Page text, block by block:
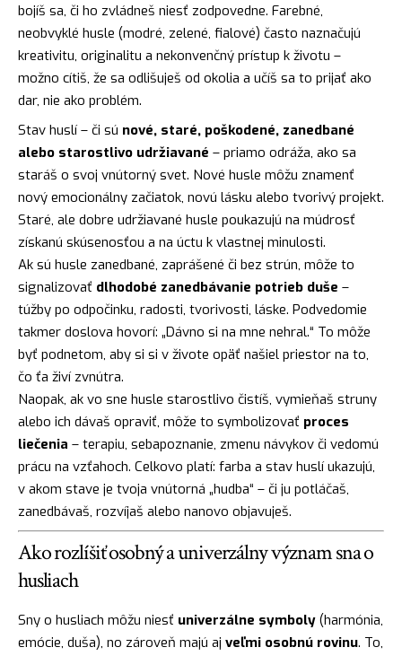
bojíš sa, či ho zvládneš niesť zodpovedne. Farebné,
neobvyklé husle (modré, zelené, fialové) často naznačujú
kreativitu, originalitu a nekonvenčný prístup k životu –
možno cítiš, že sa odlišuješ od okolia a učíš sa to prijať ako
dar, nie ako problém.
Stav huslí – či sú nové, staré, poškodené, zanedbané
alebo starostlivo udržiavané – priamo odráža, ako sa
staráš o svoj vnútorný svet. Nové husle môžu znamenť
nový emocionálny začiatok, novú lásku alebo tvorivý projekt.
Staré, ale dobre udržiavané husle poukazujú na múdrosť
získanú skúsenosťou a na úctu k vlastnej minulosti.
Ak sú husle zanedbané, zaprášené či bez strún, môže to
signalizovať dlhodobé zanedbávanie potrieb duše –
túžby po odpočinku, radosti, tvorivosti, láske. Podvedomie
takmer doslova hovorí: „Dávno si na mne nehral.“ To môže
byť podnetom, aby si si v živote opäť našiel priestor na to,
čo ťa živí zvnútra.
Naopak, ak vo sne husle starostlivo čistíš, vymieňaš struny
alebo ich dávaš opraviť, môže to symbolizovať proces
liečenia – terapiu, sebapoznanie, zmenu návykov či vedomú
prácu na vzťahoch. Celkovo platí: farba a stav huslí ukazujú,
v akom stave je tvoja vnútorná „hudba“ – či ju potláčaš,
zanedbávaš, rozvíjaš alebo nanovo objavuješ.
Ako rozlíšiť osobný a univerzálny význam sna o
husliach
Sny o husliach môžu niesť univerzálne symboly (harmónia,
emócie, duša), no zároveň majú aj veľmi osobnú rovinu. To,